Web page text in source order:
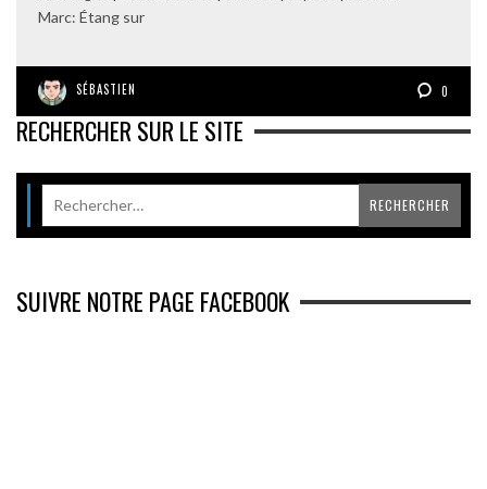
Marc: Étang sur
SÉBASTIEN 0
RECHERCHER SUR LE SITE
SUIVRE NOTRE PAGE FACEBOOK